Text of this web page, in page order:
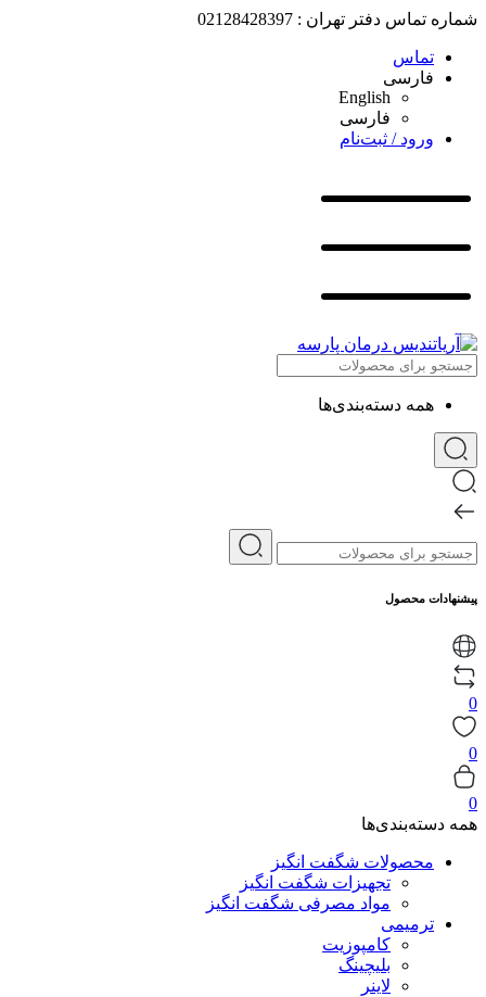
شماره تماس دفتر تهران : 02128428397
تماس
فارسی
English
فارسی
ورود / ثبت‌نام
همه دسته‌بندی‌ها
پیشنهادات محصول
0
0
0
همه دسته‌بندی‌ها
محصولات شگفت انگیز
تجهیزات شگفت انگیز
مواد مصرفی شگفت انگیز
ترمیمی
کامپوزیت
بلیچینگ
لاینر